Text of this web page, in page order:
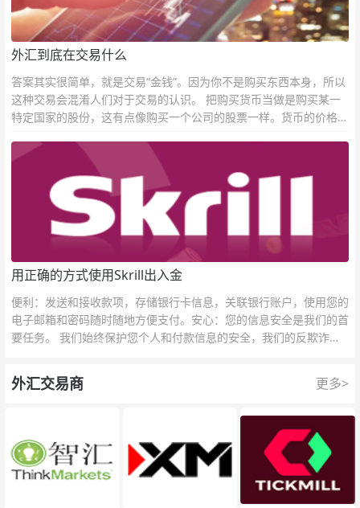
外汇到底在交易什么
答案其实很简单，就是交易“金钱”。因为你不是购买东西本身，所以
这种交易会混淆人们对于交易的认识。 把购买货币当做是购买某一
特定国家的股份，这有点像购买一个公司的股票一样。货币的价格直
用正确的方式使用Skrill出入金
便利：发送和接收款项，存储银行卡信息，关联银行账户，使用您的
电子邮箱和密码随时随地方便支付。安心：您的信息安全是我们的首
要任务。 我们始终保护您个人和付款信息的安全，我们的反欺诈团
外汇交易商 更多>